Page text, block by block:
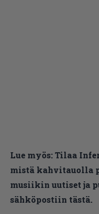
Lue myös:Tilaa
mistä kahvitauolla
musiikin uutiset ja
sähköpostiin tästä.